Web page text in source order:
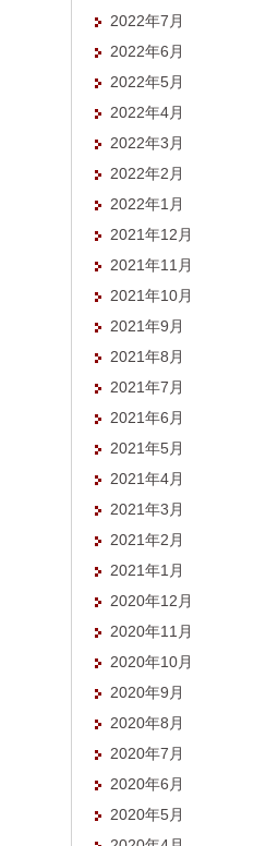
2022年7月
2022年6月
2022年5月
2022年4月
2022年3月
2022年2月
2022年1月
2021年12月
2021年11月
2021年10月
2021年9月
2021年8月
2021年7月
2021年6月
2021年5月
2021年4月
2021年3月
2021年2月
2021年1月
2020年12月
2020年11月
2020年10月
2020年9月
2020年8月
2020年7月
2020年6月
2020年5月